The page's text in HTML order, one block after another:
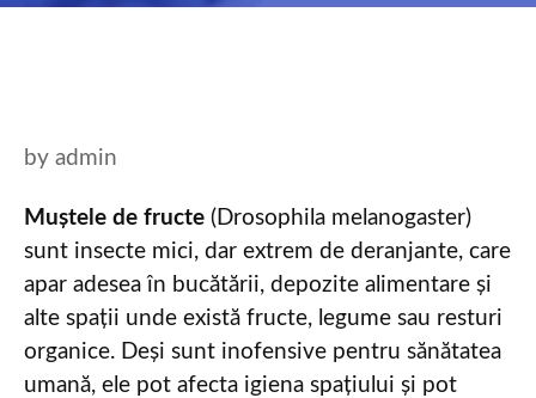
by admin
Muștele de fructe (Drosophila melanogaster)
sunt insecte mici, dar extrem de deranjante, care
apar adesea în bucătării, depozite alimentare și
alte spații unde există fructe, legume sau resturi
organice. Deși sunt inofensive pentru sănătatea
umană, ele pot afecta igiena spațiului și pot